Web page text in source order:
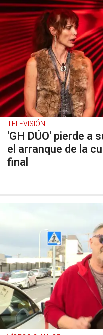
TELEVISIÓN
'GH DÚO' pierde a
el arranque de la
final